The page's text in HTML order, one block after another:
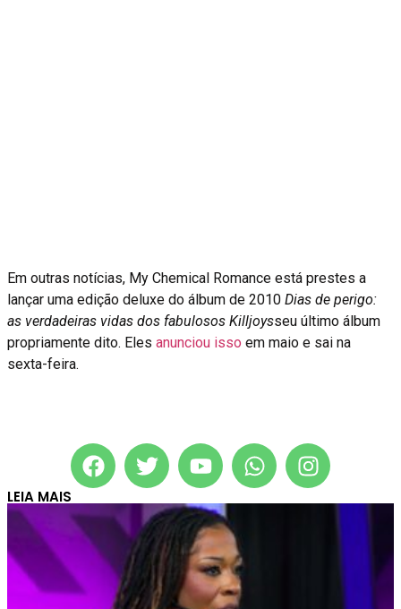
Em outras notícias, My Chemical Romance está prestes a
lançar uma edição deluxe do álbum de 2010 Dias de perigo:
as verdadeiras vidas dos fabulosos Killjoysseu último álbum
propriamente dito. Eles anunciou isso em maio e sai na
sexta-feira.
LEIA MAIS